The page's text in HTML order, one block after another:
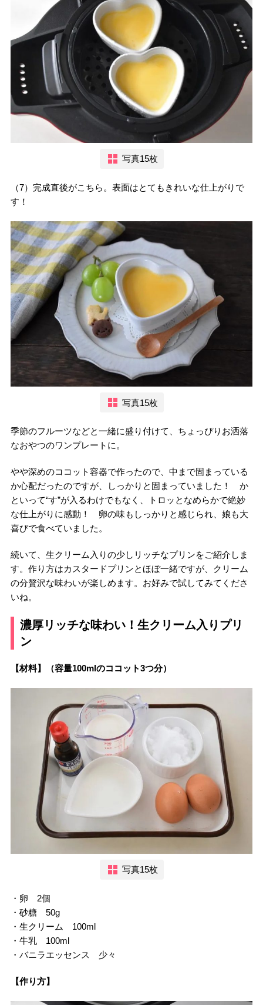
写真15枚
（7）完成直後がこちら。表面はとてもきれいな仕上がりで
す！
写真15枚
季節のフルーツなどと一緒に盛り付けて、ちょっぴりお洒落
なおやつのワンプレートに。
やや深めのココット容器で作ったので、中まで固まっている
か心配だったのですが、しっかりと固まっていました！ か
といって“す”が入るわけでもなく、トロッとなめらかで絶妙
な仕上がりに感動！ 卵の味もしっかりと感じられ、娘も大
喜びで食べていました。
続いて、生クリーム入りの少しリッチなプリンをご紹介しま
す。作り方はカスタードプリンとほぼ一緒ですが、クリーム
の分贅沢な味わいが楽しめます。お好みで試してみてくださ
いね。
濃厚リッチな味わい！生クリーム入りプリ
ン
【材料】（容量100mlのココット3つ分）
写真15枚
・卵 2個
・砂糖 50g
・生クリーム 100ml
・牛乳 100ml
・バニラエッセンス 少々
【作り方】